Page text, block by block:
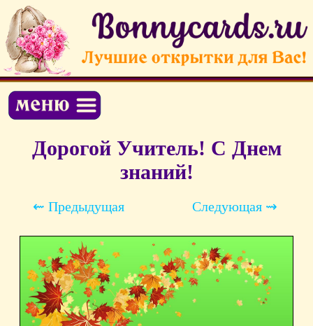
Дорогой Учитель! С Днем
знаний!
⇜ Предыдущая Следующая ⇝